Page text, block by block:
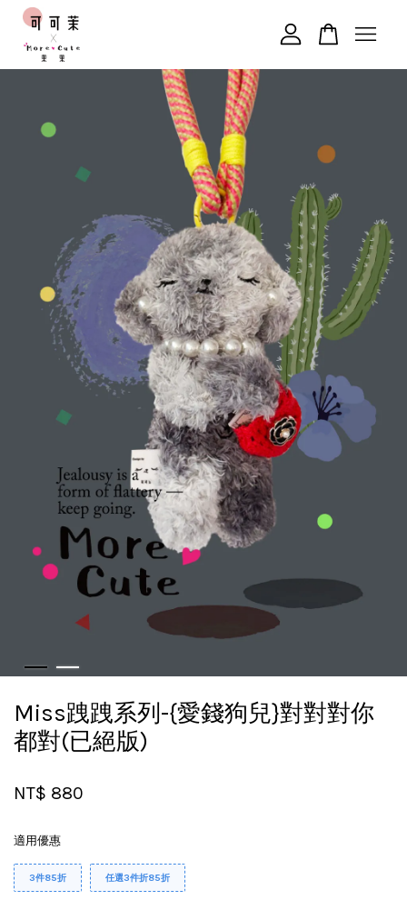
Miss跩跩系列-{愛錢狗兒}對對對你
都對(已絕版)
NT$ 880
適用優惠
3件85折 任選3件折85折
您的購物車目前還是空的。
繼續購物